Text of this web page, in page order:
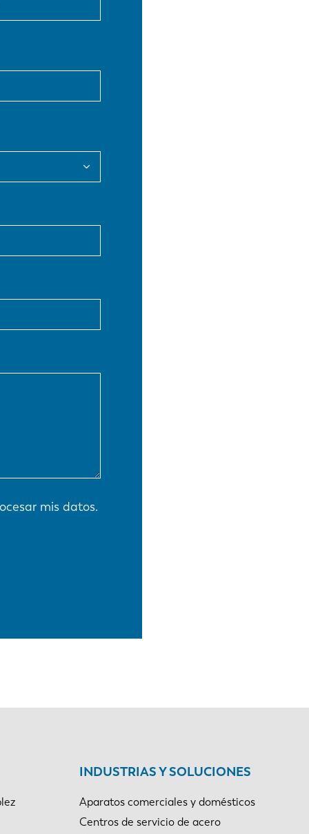
mis datos.
INDUSTRIAS Y SOLUCIONES
Aparatos comerciales y domésticos
Centros de servicio de acero